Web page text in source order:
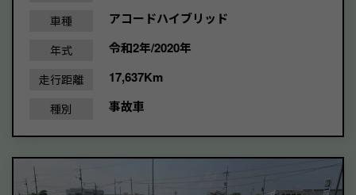
車種 アコードハイブリッド
年式 令和2年/2020年
走行距離 17,637Km
種別 事故車